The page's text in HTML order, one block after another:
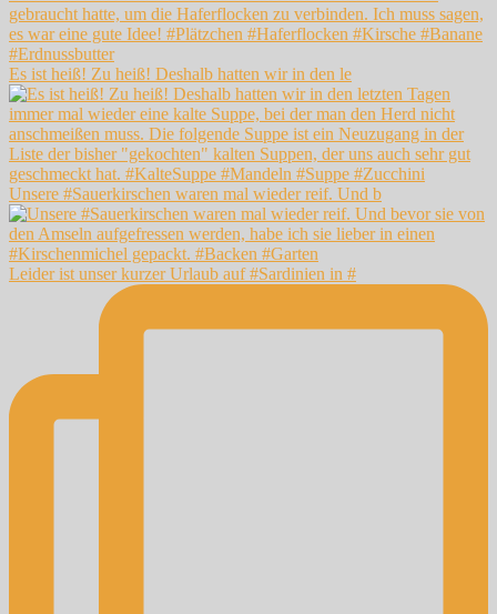
Es ist heiß! Zu heiß! Deshalb hatten wir in den le
Unsere #Sauerkirschen waren mal wieder reif. Und b
Leider ist unser kurzer Urlaub auf #Sardinien in #